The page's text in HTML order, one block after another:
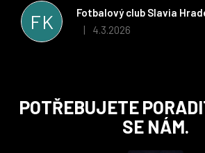
FK
Fotbalový club Slavia
Hodnocení obchodu je 5 z 5
| 4.3.2026
stran. Věříme, že v tomto duchu bude
i nadále, nyní už začínáme řešit i první
POTŘEBUJETE
SE NÁM.